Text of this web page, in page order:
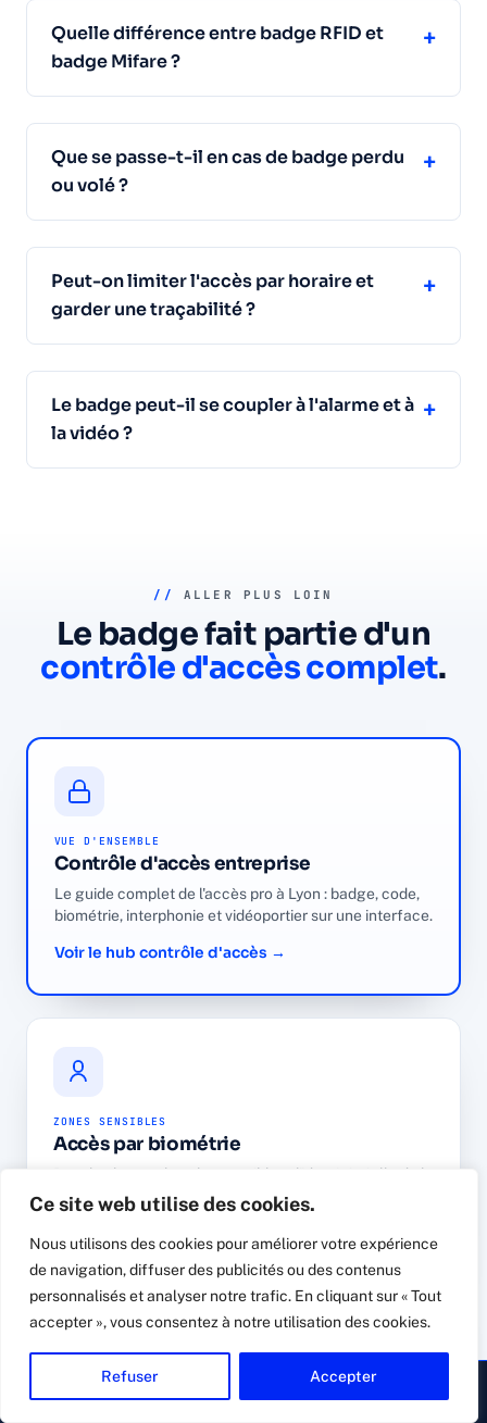
Ce site web utilise des cookies.
Nous utilisons des cookies pour améliorer votre expérience
de navigation, diffuser des publicités ou des contenus
personnalisés et analyser notre trafic. En cliquant sur « Tout
accepter », vous consentez à notre utilisation des cookies.
Refuser Accepter
Quelle différence entre badge RFID et
badge Mifare ?
+
Que se passe-t-il en cas de badge perdu
ou volé ?
+
Peut-on limiter l'accès par horaire et
garder une traçabilité ?
+
Le badge peut-il se coupler à l'alarme et à
la vidéo ?
+
// ALLER PLUS LOIN
Le badge fait partie d'un
contrôle d'accès complet.
VUE D'ENSEMBLE
Contrôle d'accès entreprise
Le guide complet de l'accès pro à Lyon : badge, code,
biométrie, interphonie et vidéoportier sur une interface.
Voir le hub contrôle d'accès →
ZONES SENSIBLES
Accès par biométrie
Pour les locaux les plus sensibles : l'identité réelle de la
personne, sans badge à prêter ni à perdre.
Découvrir →
FILTRER LES VISITEURS